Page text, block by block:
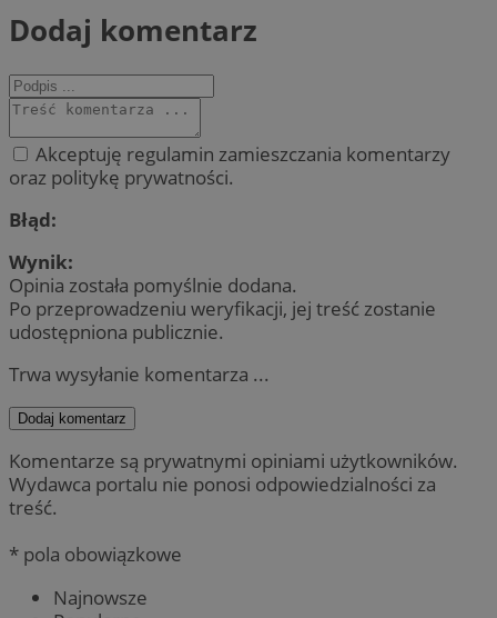
Dodaj komentarz
Akceptuję regulamin zamieszczania komentarzy
oraz politykę prywatności.
Błąd:
Wynik:
Opinia została pomyślnie dodana.
Po przeprowadzeniu weryfikacji, jej treść zostanie
udostępniona publicznie.
Trwa wysyłanie komentarza ...
Dodaj komentarz
Komentarze są prywatnymi opiniami użytkowników.
Wydawca portalu nie ponosi odpowiedzialności za
treść.
* pola obowiązkowe
Najnowsze